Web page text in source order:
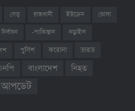
সেতু রাজধানী ইউক্রেন
ভোলা
নির্বাচন -পাকিস্তান নড়াইল
পুলিশ করোনা
ভারত
বাংলাদেশ নিহত
আপডেট